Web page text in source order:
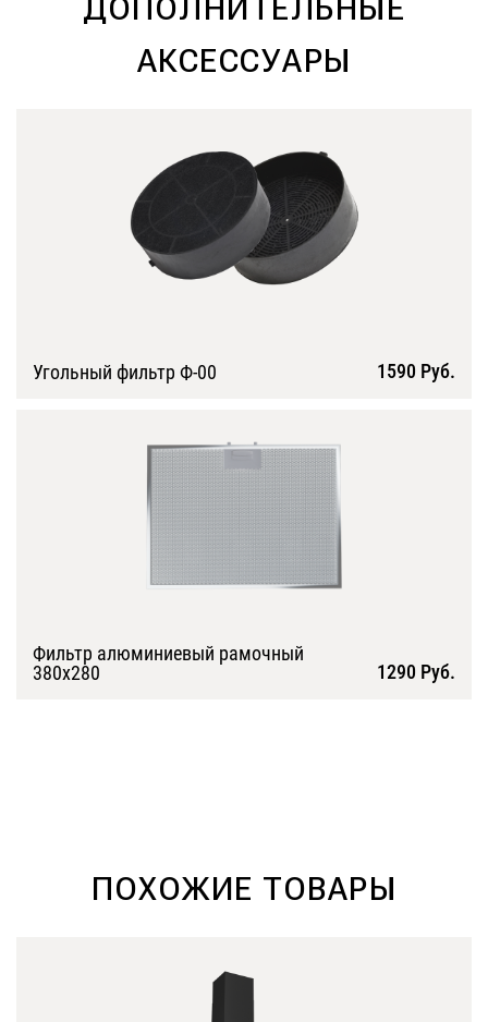
ДОПОЛНИТЕЛЬНЫЕ
АКСЕССУАРЫ
Угольный фильтр Ф-00 1590 Руб.
Фильтр алюминиевый рамочный
380х280
1290 Руб.
ПОХОЖИЕ ТОВАРЫ